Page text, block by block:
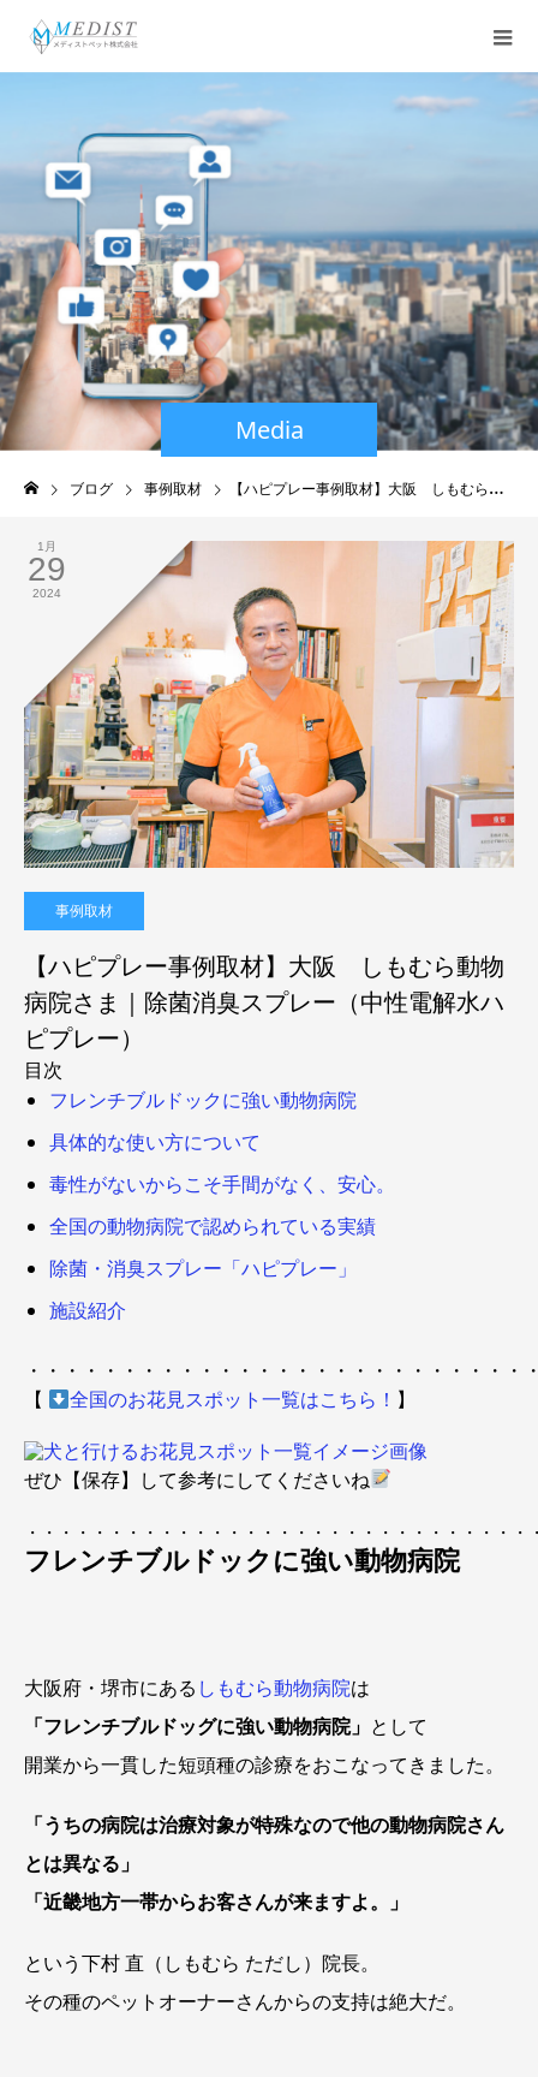
Media
ブログ 事例取材 【ハピプレー事例取材】大阪 しもむら動物病院さま｜除菌消臭スプレー（中性電解水ハピプレー）
1月
29
2024
事例取材
【ハピプレー事例取材】大阪 しもむら動物
病院さま｜除菌消臭スプレー（中性電解水ハ
ピプレー）
目次
フレンチブルドックに強い動物病院
具体的な使い方について
毒性がないからこそ手間がなく、安心。
全国の動物病院で認められている実績
除菌・消臭スプレー「ハピプレー」
施設紹介
・・・・・・・・・・・・・・・・・・・・・・・・・・
【
全国のお花見スポット一覧はこちら！ 】
ぜひ【保存】して参考にしてくださいね
・・・・・・・・・・・・・・・・・・・・・・・・・・・・・・
フレンチブルドックに強い動物病院
大阪府・堺市にある しもむら動物病院は
「フレンチブルドッグに強い動物病院」 として
開業から一貫した短頭種の診療をおこなってきました。
「うちの病院は治療対象が特殊なので他の動物病院さん
とは異なる」
「近畿地方一帯からお客さんが来ますよ。」
という下村 直（しもむら ただし）院長。
その種のペットオーナーさんからの支持は絶大だ。